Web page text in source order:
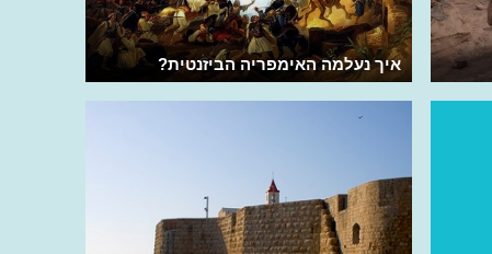
איך נעלמה האימפריה הביזנטית?